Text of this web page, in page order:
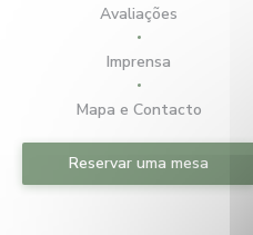
Avaliações
Imprensa
Mapa e Contacto
Reservar uma mesa